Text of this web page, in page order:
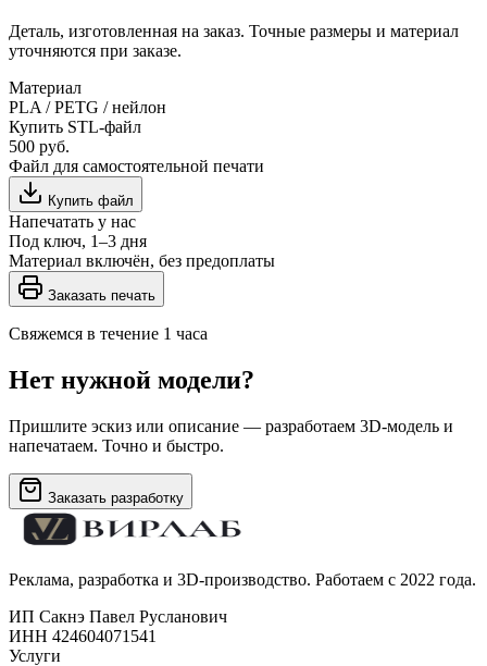
Деталь, изготовленная на заказ. Точные размеры и материал
уточняются при заказе.
Материал
PLA / PETG / нейлон
Купить STL-файл
500 руб.
Файл для самостоятельной печати
Купить файл
Напечатать у нас
Под ключ, 1–3 дня
Материал включён, без предоплаты
Заказать печать
Свяжемся в течение 1 часа
Нет нужной модели?
Пришлите эскиз или описание — разработаем 3D-модель и
напечатаем. Точно и быстро.
Заказать разработку
Реклама, разработка и 3D-производство. Работаем с 2022 года.
ИП Сакнэ Павел Русланович
ИНН 424604071541
Услуги